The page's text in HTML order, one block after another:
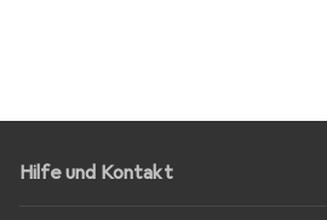
Hilfe und Kontakt